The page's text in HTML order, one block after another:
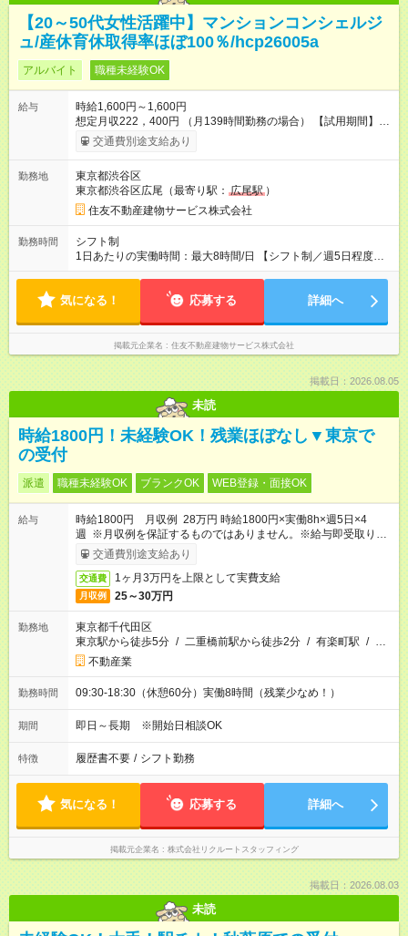
【20～50代女性活躍中】マンションコンシェルジ
ュ/産休育休取得率ほぼ100％/hcp26005a
アルバイト 職種未経験OK
給与
時給1,600円～1,600円
想定月収222，400円 （月139時間勤務の場合） 【試用期間】試
用期間あり 試用期間の長さ：3ヶ月 雇用形態、給与は本採用時
と同じです。
交通費別途支給あり
勤務地
東京都渋谷区
東京都渋谷区広尾（最寄り駅： 広尾駅 ）
住友不動産建物サービス株式会社
勤務時間
シフト制
1日あたりの実働時間：最大8時間/日 【シフト制／週5日程度】
8：30～16：00 9：30～17：00 8：30～17：00 ※上記以外のシ
気になる！ 応募する 詳細へ
掲載元企業名 住友不動産建物サービス株式会社
掲載日：2026.08.05
未読
時給1800円！未経験OK！残業ほぼなし▼東京で
の受付
派遣 職種未経験OK ブランクOK WEB登録・面接OK
給与
時給1800円 月収例 28万円 時給1800円×実働8h×週5日×4
週 ※月収例を保証するものではありません。※給与即受取りサ
ービス利用可（利用条件有）
交通費別途支給あり
交通費 1ヶ月3万円を上限として実費支給
月収例 25～30万円
勤務地
東京都千代田区
東京駅から徒歩5分 / 二重橋前駅から徒歩2分 / 有楽町駅 / …
不動産業
勤務時間 09:30-18:30（休憩60分）実働8時間（残業少なめ！）
期間 即日～長期 ※開始日相談OK
特徴 履歴書不要 / シフト勤務
気になる！ 応募する 詳細へ
掲載元企業名 株式会社リクルートスタッフィング
掲載日：2026.08.03
未読